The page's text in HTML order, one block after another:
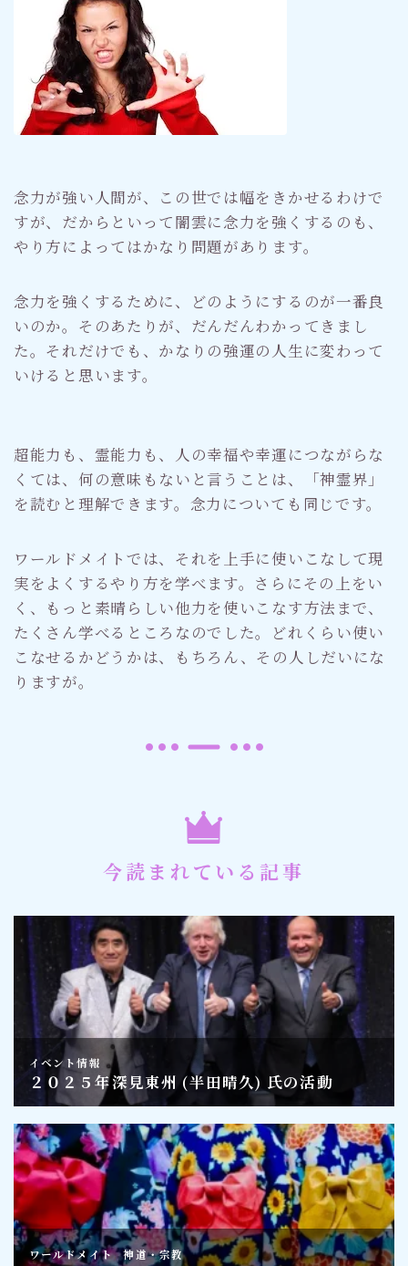
念力が強い人間が、この世では幅をきかせるわけで
すが、だからといって闇雲に念力を強くするのも、
やり方によってはかなり問題があります。
念力を強くするために、どのようにするのが一番良
いのか。そのあたりが、だんだんわかってきまし
た。それだけでも、かなりの強運の人生に変わって
いけると思います。
超能力も、霊能力も、人の幸福や幸運につながらな
くては、何の意味もないと言うことは、「神霊界」
を読むと理解できます。念力についても同じです。
ワールドメイトでは、それを上手に使いこなして現
実をよくするやり方を学べます。さらにその上をい
く、もっと素晴らしい他力を使いこなす方法まで、
たくさん学べるところなのでした。どれくらい使い
こなせるかどうかは、もちろん、その人しだいにな
りますが。
今読まれている記事